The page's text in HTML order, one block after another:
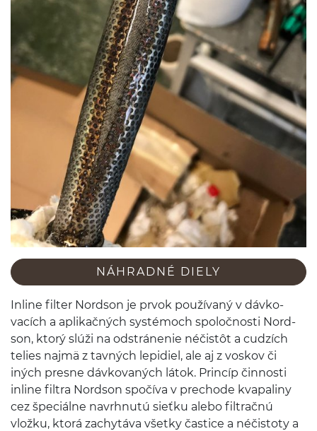
NÁHRADNÉ DIELY
Inline fil­ter Nord­son je prvok použí­vaný v dávko­
vacích a aplikačných sys­té­moch spoločnosti Nord­
son, ktorý slúži na odstrá­ne­nie néčistôt a cud­zích
telies najmä z tavných lep­i­diel, ale aj z voskov či
iných presne dávko­vaných látok. Princíp čin­nosti
inline fil­tra Nord­son spočíva v pre­chode kva­paliny
cez špeciálne navrhnutú sieťku alebo fil­tračnú
vložku, ktorá zachytáva všetky čas­tice a néčis­toty a